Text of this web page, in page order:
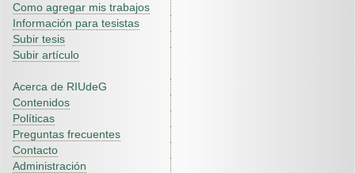
Como agregar mis trabajos
Información para tesistas
Subir tesis
Subir artículo
Acerca de RIUdeG
Contenidos
Políticas
Preguntas frecuentes
Contacto
Administración